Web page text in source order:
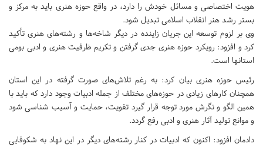
هویت اختصاصی و مسائل خودش را دارد، در واقع حوزه هنری باید به مرکز و
بستر رشد هنر انقلاب اسلامی تبدیل شود.
وی بر لزوم توسعه این جریان زاینده در دیگر شاخه‌ها و رشته‌های هنری تأکید
کرد و افزود: رویکرد حوزه هنری جدی گرفتن و تکریم ظرفیت هنری و ادبی بومی
استانها است.
رئیس حوزه هنری بیان کرد: به رغم تلاش‌های صورت گرفته در این استان
همچنان کارهای زیادی در حوزه‌های مختلف از جمله ادبیات وجود دارد که باید با
همین الگو و نگرش مورد توجه قرار گیرد تقویت، حمایت و آسیب‌ شناسی شود
و موانع تولید آثار هنری و ادبی رفع گردد.
دادمان افزود: اکنون که ادبیات در کنار رشته‌های دیگر در این نهاد به شکوفایی